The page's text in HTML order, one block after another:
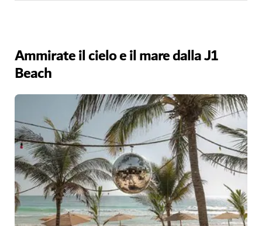
Ammirate il cielo e il mare dalla J1
Beach